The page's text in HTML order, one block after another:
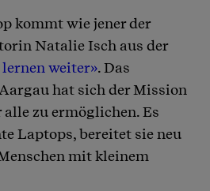
kommt wie jener der
Natalie Isch aus der
weiter». Das
hat sich der Mission
zu ermöglichen. Es
Laptops, bereitet sie neu
mit kleinem